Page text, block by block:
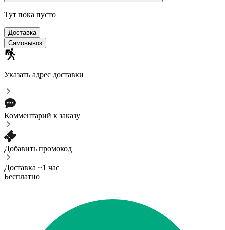
Тут пока пусто
Доставка
Самовывоз
Указать адрес доставки
Комментарий к заказу
Добавить промокод
Доставка ~1 час
Бесплатно